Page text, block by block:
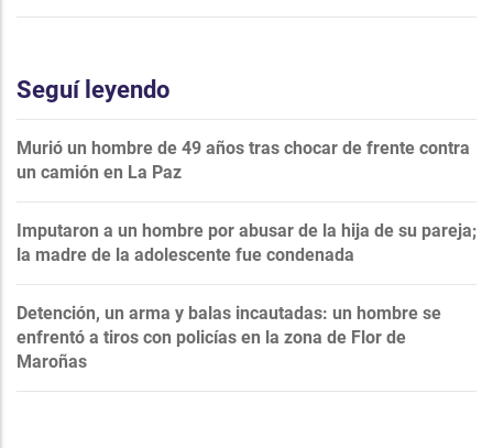
Seguí leyendo
Murió un hombre de 49 años tras chocar de frente contra
un camión en La Paz
Imputaron a un hombre por abusar de la hija de su pareja;
la madre de la adolescente fue condenada
Detención, un arma y balas incautadas: un hombre se
enfrentó a tiros con policías en la zona de Flor de
Maroñas